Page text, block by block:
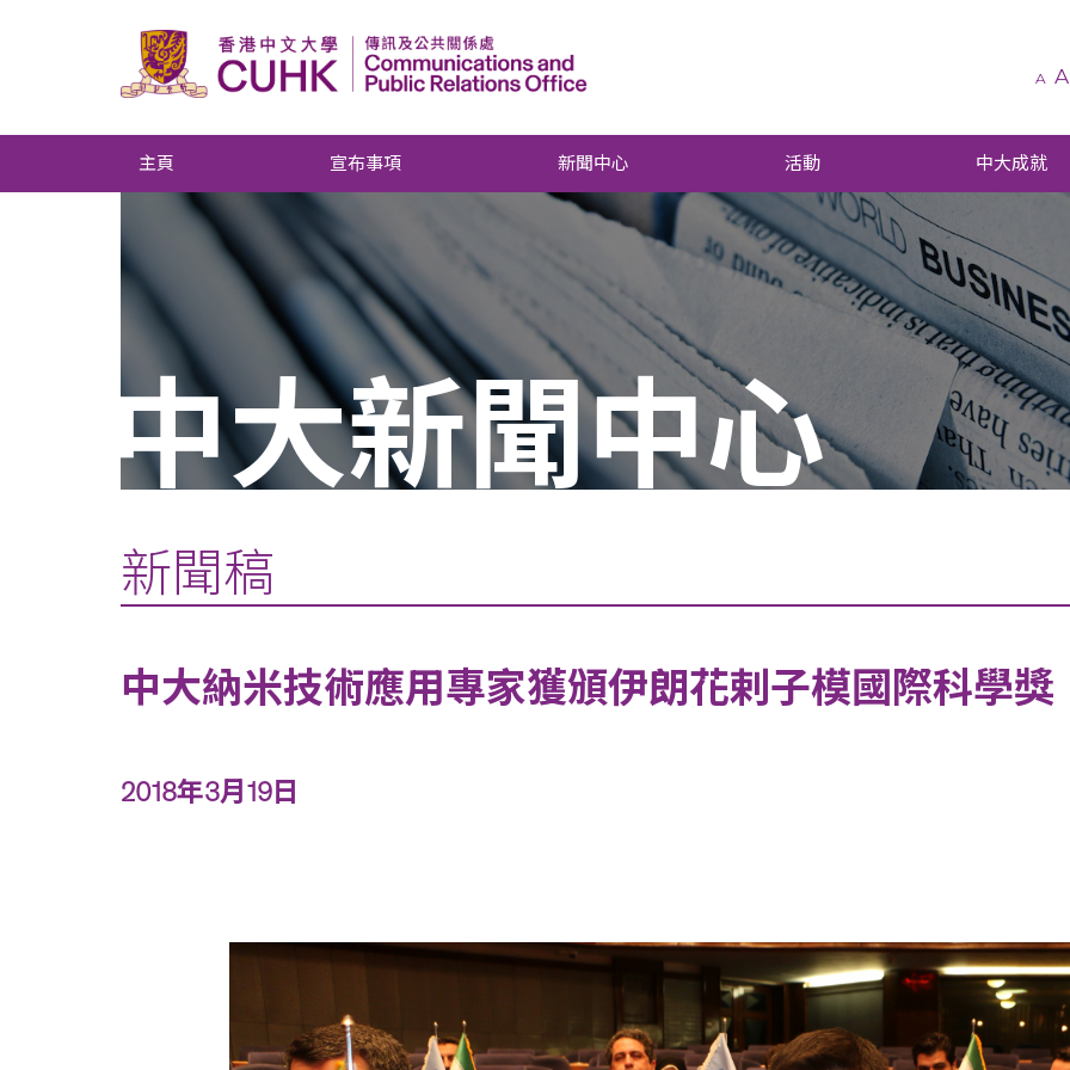
A A
主頁 宣布事項 新聞中心 活動 中大成就
中大新聞中心
新聞稿
中大納米技術應用專家獲頒伊朗花剌子模國際科學獎
2018年3月19日